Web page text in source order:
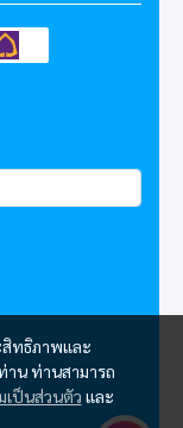
สิทธิภาพและ
าน ท่านสามารถ
เป็นส่วนตัว และ